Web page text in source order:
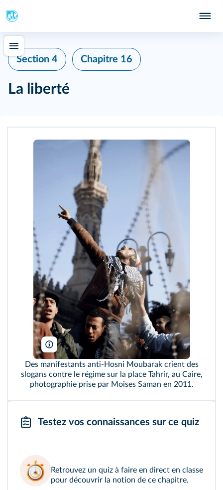
Section 4 Chapitre 16
La liberté
Moises Saman/Magnum Photos
Des manifestants anti‑Hosni Moubarak crient des
slogans contre le régime sur la place Tahrir, au Caire,
photographie prise par Moises Saman en 2011.
Testez vos connaissances sur ce quiz
Retrouvez un quiz à faire en direct en classe
pour découvrir la notion de ce chapitre.